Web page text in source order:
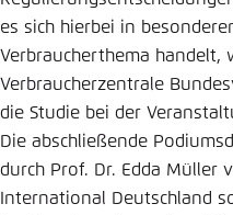
es sich hierbei in
Verbraucherthema handelt,
Verbraucherzentrale
die Studie bei der
Die abschließende
durch Prof. Dr. Edda Müller
International Deutschland